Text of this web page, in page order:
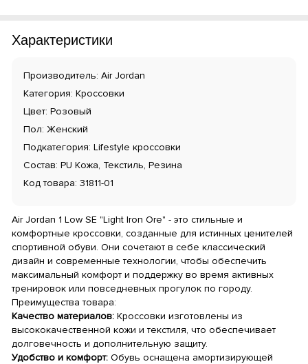
Характеристики
Производитель: Air Jordan
Категория: Кроссовки
Цвет: Розовый
Пол: Женский
Подкатегория: Lifestyle кроссовки
Состав: PU Кожа, Текстиль, Резина
Код товара: 31811-01
Air Jordan 1 Low SE "Light Iron Ore" - это стильные и
комфортные кроссовки, созданные для истинных ценителей
спортивной обуви. Они сочетают в себе классический
дизайн и современные технологии, чтобы обеспечить
максимальный комфорт и поддержку во время активных
тренировок или повседневных прогулок по городу.
Преимущества товара:
Качество материалов: Кроссовки изготовлены из
высококачественной кожи и текстиля, что обеспечивает
долговечность и дополнительную защиту.
Удобство и комфорт: Обувь оснащена амортизирующей